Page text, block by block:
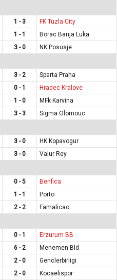
1 - 3
FK Tuzla City
1 - 1
Borac Banja Luka
3 - 0
NK Posusje
3 - 2
Sparta Praha
0 - 1
Hradec Kralove
1 - 0
MFk Karvina
3 - 3
Sigma Olomouc
3 - 0
HK Kopavogur
3 - 0
Valur Rey.
0 - 5
Benfica
1 - 1
Porto
2 - 2
Famalicao
0 - 1
Erzurum BB
6 - 2
Menemen Bld
2 - 0
Genclerbirligi
2 - 0
Kocaelispor